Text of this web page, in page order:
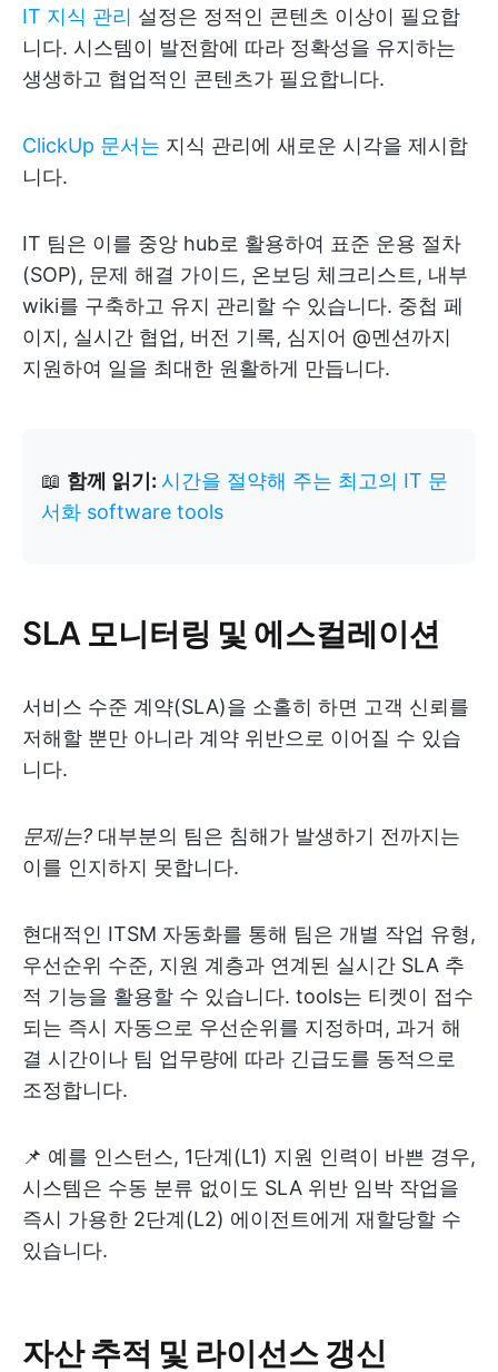
IT 지식 관리 설정은 정적인 콘텐츠 이상이 필요합
니다. 시스템이 발전함에 따라 정확성을 유지하는
생생하고 협업적인 콘텐츠가 필요합니다.
ClickUp 문서는 지식 관리에 새로운 시각을 제시합
니다.
IT 팀은 이를 중앙 hub로 활용하여 표준 운용 절차
(SOP), 문제 해결 가이드, 온보딩 체크리스트, 내부
wiki를 구축하고 유지 관리할 수 있습니다. 중첩 페
이지, 실시간 협업, 버전 기록, 심지어 @멘션까지
지원하여 일을 최대한 원활하게 만듭니다.
📖 함께 읽기: 시간을 절약해 주는 최고의 IT 문
서화 software tools
SLA 모니터링 및 에스컬레이션
서비스 수준 계약(SLA)을 소홀히 하면 고객 신뢰를
저해할 뿐만 아니라 계약 위반으로 이어질 수 있습
니다.
문제는? 대부분의 팀은 침해가 발생하기 전까지는
이를 인지하지 못합니다.
현대적인 ITSM 자동화를 통해 팀은 개별 작업 유형,
우선순위 수준, 지원 계층과 연계된 실시간 SLA 추
적 기능을 활용할 수 있습니다. tools는 티켓이 접수
되는 즉시 자동으로 우선순위를 지정하며, 과거 해
결 시간이나 팀 업무량에 따라 긴급도를 동적으로
조정합니다.
📌 예를 인스턴스, 1단계(L1) 지원 인력이 바쁜 경우,
시스템은 수동 분류 없이도 SLA 위반 임박 작업을
즉시 가용한 2단계(L2) 에이전트에게 재할당할 수
있습니다.
자산 추적 및 라이선스 갱신